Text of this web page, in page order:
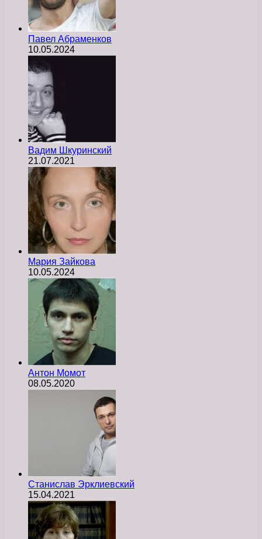
Павел Абраменков
10.05.2024
Вадим Шкуринский
21.07.2021
Мария Зайкова
10.05.2024
Антон Момот
08.05.2020
Станислав Эрклиевский
15.04.2021